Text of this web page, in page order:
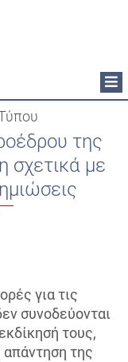
της
σχετικά με
για τις
συνοδεύονται
τους,
της